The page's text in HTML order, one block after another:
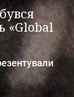
«Global